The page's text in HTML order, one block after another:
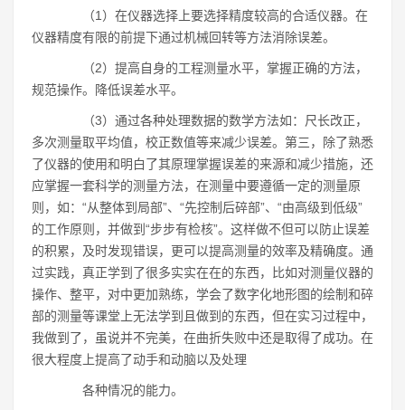
（1）在仪器选择上要选择精度较高的合适仪器。在
仪器精度有限的前提下通过机械回转等方法消除误差。
（2）提高自身的工程测量水平，掌握正确的方法，
规范操作。降低误差水平。
（3）通过各种处理数据的数学方法如：尺长改正，
多次测量取平均值，校正数值等来减少误差。第三，除了熟悉
了仪器的使用和明白了其原理掌握误差的来源和减少措施，还
应掌握一套科学的测量方法，在测量中要遵循一定的测量原
则，如：“从整体到局部”、“先控制后碎部”、“由高级到低级”
的工作原则，并做到“步步有检核”。这样做不但可以防止误差
的积累，及时发现错误，更可以提高测量的效率及精确度。通
过实践，真正学到了很多实实在在的东西，比如对测量仪器的
操作、整平，对中更加熟练，学会了数字化地形图的绘制和碎
部的测量等课堂上无法学到且做到的东西，但在实习过程中，
我做到了，虽说并不完美，在曲折失败中还是取得了成功。在
很大程度上提高了动手和动脑以及处理
各种情况的能力。